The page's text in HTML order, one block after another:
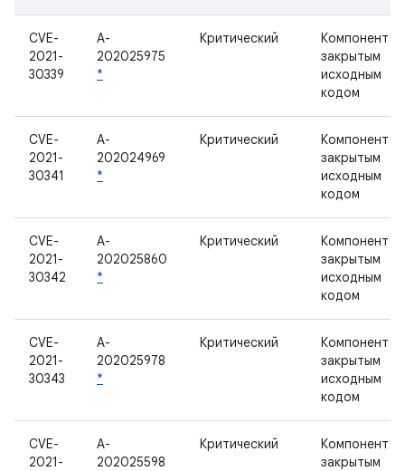
CVE-
2021-
30339
A-
202025975
*
Критический
Компонент с
закрытым
исходным
кодом
CVE-
2021-
30341
A-
202024969
*
Критический
Компонент с
закрытым
исходным
кодом
CVE-
2021-
30342
A-
202025860
*
Критический
Компонент с
закрытым
исходным
кодом
CVE-
2021-
30343
A-
202025978
*
Критический
Компонент с
закрытым
исходным
кодом
CVE-
2021-
A-
202025598
Критический
Компонент с
закрытым